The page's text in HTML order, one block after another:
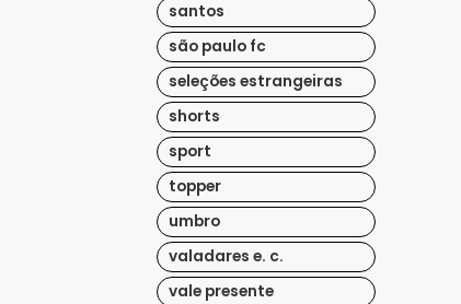
santos
são paulo fc
seleções estrangeiras
shorts
sport
topper
umbro
valadares e. c.
vale presente